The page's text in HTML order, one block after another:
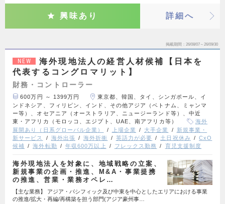
興味あり 詳細へ
掲載期間 26/08/07～26/09/30
NEW
海外現地法人の経営人材候補【日本を
代表するコングロマリット】
財務・コントローラー
600万円 ～ 1399万円
東京都、韓国、タイ、シンガポール、イ
ンドネシア、フィリピン、インド、その他アジア（ベトナム、ミャンマ
ー等）、オセアニア（オーストラリア、ニュージーランド等）、中近
東・アフリカ（モロッコ、エジプト、UAE、南アフリカ等）
海外
展開あり（日系グローバル企業）
上場企業 大手企業
新規事業・
新サービス
海外出張 海外折衝 英語力が必要 土日祝休み
CxO
候補
海外転勤 年収600万以上 フレックス勤務 育児支援制度
海外現地法人を対象に、地域戦略の立案、
新規事業の企画・推進、M&A・事業提携
の推進、営業・業務オペレ…
【主な業務】 アジア・パシフィック及び中東を中心としたエリアにおける事業
の推進/拡大・再編/再構築を担う部門(アジア豪州事…